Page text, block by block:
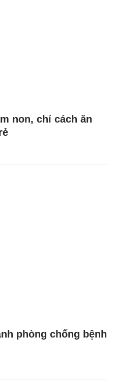
non, chỉ cách ăn
phòng chống bệnh